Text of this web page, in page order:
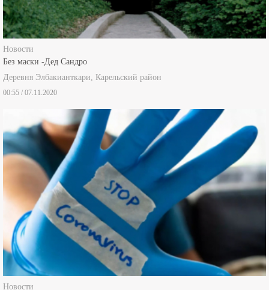
Новости
Без маски -Дед Сандро
Деревня Элбакианткари, Карельский район
00:55 / 07.11.2020
Новости